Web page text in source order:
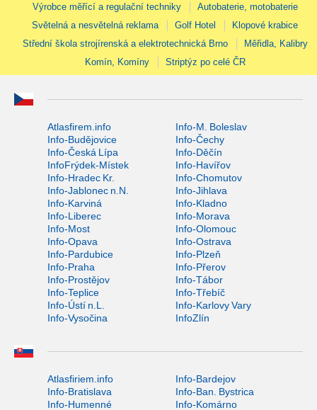
Výrobce měřící a regulační techniky
Autobaterie, motobaterie
Světelná a nesvětelná reklama
Golf Hotel
Klopové krabice
Střední škola strojírenská a elektrotechnická Brno
Měřidla, Kalibry
Komín, Komíny
Striptýz po celé ČR
Atlasfirem.info
Info-M. Boleslav
Info-Budějovice
Info-Čechy
Info-Česká Lípa
Info-Děčín
InfoFrýdek-Místek
Info-Havířov
Info-Hradec Kr.
Info-Chomutov
Info-Jablonec n.N.
Info-Jihlava
Info-Karviná
Info-Kladno
Info-Liberec
Info-Morava
Info-Most
Info-Olomouc
Info-Opava
Info-Ostrava
Info-Pardubice
Info-Plzeň
Info-Praha
Info-Přerov
Info-Prostějov
Info-Tábor
Info-Teplice
Info-Třebíč
Info-Ústí n.L.
Info-Karlovy Vary
Info-Vysočina
InfoZlín
Atlasfiriem.info
Info-Bardejov
Info-Bratislava
Info-Ban. Bystrica
Info-Humenné
Info-Komárno